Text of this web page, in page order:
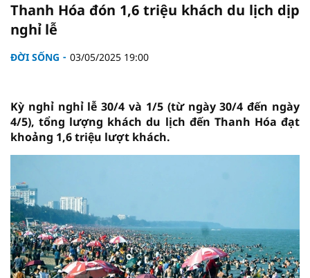
Thanh Hóa đón 1,6 triệu khách du lịch dịp
nghỉ lễ
ĐỜI SỐNG 03/05/2025 19:00
Kỳ nghỉ nghỉ lễ 30/4 và 1/5 (từ ngày 30/4 đến ngày
4/5), tổng lượng khách du lịch đến Thanh Hóa đạt
khoảng 1,6 triệu lượt khách.